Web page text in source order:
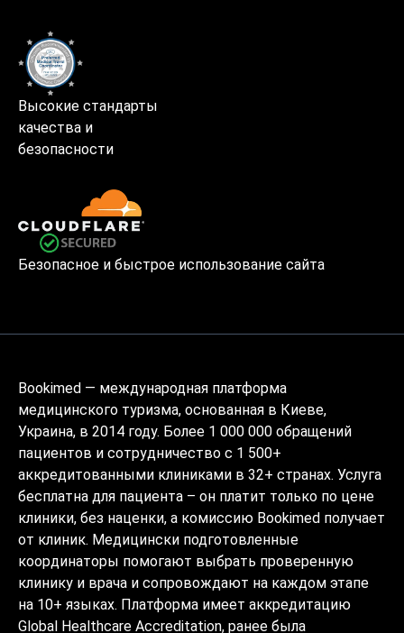
Высокие стандарты
качества и
безопасности
Безопасное и быстрое использование сайта
Bookimed — международная платформа
медицинского туризма, основанная в Киеве,
Украина, в 2014 году. Более 1 000 000 обращений
пациентов и сотрудничество с 1 500+
аккредитованными клиниками в 32+ странах. Услуга
бесплатна для пациента – он платит только по цене
клиники, без наценки, а комиссию Bookimed получает
от клиник. Медицински подготовленные
координаторы помогают выбрать проверенную
клинику и врача и сопровождают на каждом этапе
на 10+ языках. Платформа имеет аккредитацию
Global Healthcare Accreditation, ранее была